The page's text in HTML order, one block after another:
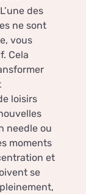
des
ne sont
vous
Cela
loisirs
needle ou
moments
et
se